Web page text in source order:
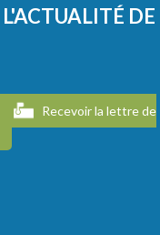
DE
Recevoir la lettre de